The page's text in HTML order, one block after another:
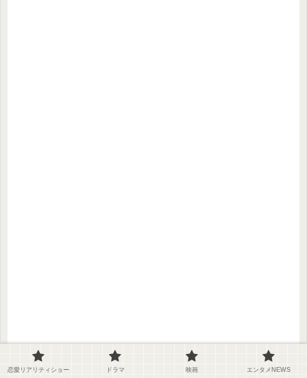
恋愛リアリティショー ドラマ 映画 エンタメNEWS